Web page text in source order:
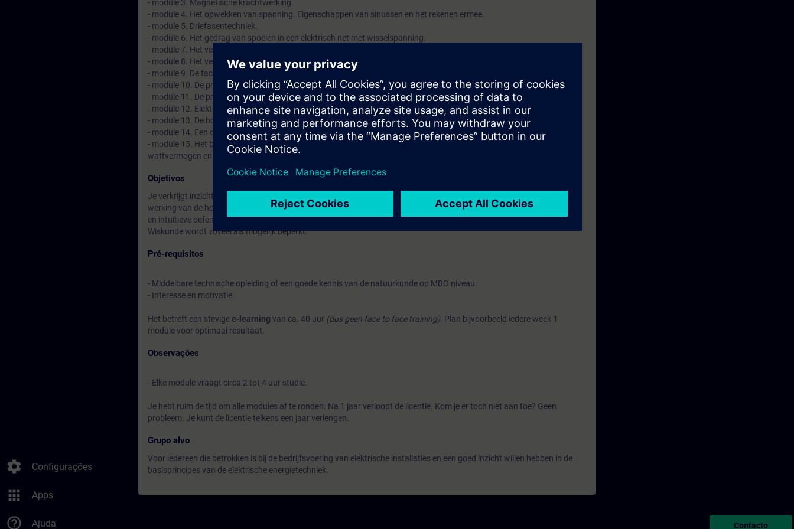
settings Configurações
apps Apps
help_outline Ajuda
- module 3. Magnetische krachtwerking.
- module 4. Het opwekken van spanning. Eigenschappen van sinussen en het rekenen ermee.
- module 5. Driefasentechniek.
- module 6. Het gedrag van spoelen in een elektrisch net met wisselspanning.
- module 7. Het verloop van de elektrische energie en de gebruikte grootheden bij wisselspanning.
- module 8. Het verloop van het vermogen bij spoelen (blindvermogen).
- module 9. De factor cos w en het berekenen van wattstroom en blindstroom.
- module 10. De principiële werking van elektrische machines op basis van een gecreëerd draaiveld.
- module 11. De principiële werking van frequentieomvormers zoals toegepast bij motoren en AC-DC koppelingen.
- module 12. Elektrische ladingen in de praktijk en het gedrag van capaciteiten.
- module 13. De hoeveelheid lading bij een condensator.
- module 14. Een condensator aangesloten op wisselspanning.
- module 15. Het beschouwen van belastingen op basis van in serie en parallel geschakelde verbruikers van
wattvermogen en blindvermogen.
Objetivos
Je verkrijgt inzicht in de natuurkundige principes die ten grondslag liggen aan de elektrische energietechniek. Je kunt de
werking van de hoofdcomponenten van een elektrische installatie verklaren. Door inzet van films, simulatie's, metaforen
en intuïtieve oefeningen ontwikkel je een visueel beeld van elektrische energie en het gedrag ervan in het elektriciteitsnet.
Wiskunde wordt zoveel als mogelijk beperkt.
Pré-requisitos
- Middelbare technische opleiding of een goede kennis van de natuurkunde op MBO niveau.
- Interesse en motivatie.
Het betreft een stevige e-learning van ca. 40 uur (dus geen face to face training) . Plan bijvoorbeeld iedere week 1
module voor optimaal resultaat.
Observações
- Elke module vraagt circa 2 tot 4 uur studie.
Je hebt ruim de tijd om alle modules af te ronden. Na 1 jaar verloopt de licentie. Kom je er toch niet aan toe? Geen
probleem. Je kunt de licentie telkens een jaar verlengen.
Grupo alvo
Voor iedereen die betrokken is bij de bedrijfsvoering van elektrische installaties en een goed inzicht willen hebben in de
basisprincipes van de elektrische energietechniek.
Contacto